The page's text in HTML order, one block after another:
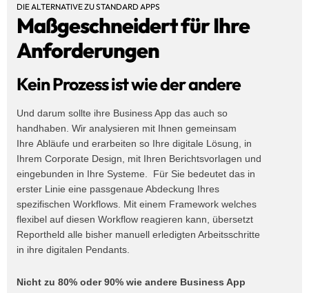
DIE ALTERNATIVE ZU STANDARD APPS
Maßgeschneidert für Ihre
Anforderungen
Kein Prozess ist wie der andere
Und darum sollte ihre Business App das auch so
handhaben. Wir analysieren mit Ihnen gemeinsam
Ihre Abläufe und erarbeiten so Ihre digitale Lösung, in
Ihrem Corporate Design, mit Ihren Berichtsvorlagen und
eingebunden in Ihre Systeme. Für Sie bedeutet das in
erster Linie eine passgenaue Abdeckung Ihres
spezifischen Workflows. Mit einem Framework welches
flexibel auf diesen Workflow reagieren kann, übersetzt
Reportheld alle bisher manuell erledigten Arbeitsschritte
in ihre digitalen Pendants.
Nicht zu 80% oder 90% wie andere Business App